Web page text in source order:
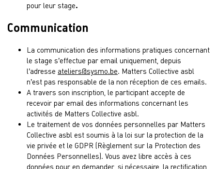
pour leur stage.
Communication
La communication des informations pratiques concernant
le stage s’effectue par email uniquement, depuis
l’adresse ateliers@sysmo.be. Matters Collective asbl
n’est pas responsable de la non réception de ces emails.
A travers son inscription, le participant accepte de
recevoir par email des informations concernant les
activités de Matters Collective asbl.
Le traitement de vos données personnelles par Matters
Collective asbl est soumis à la loi sur la protection de la
vie privée et le GDPR (Règlement sur la Protection des
Données Personnelles). Vous avez libre accès à ces
données pour en demander, si nécessaire, la rectification